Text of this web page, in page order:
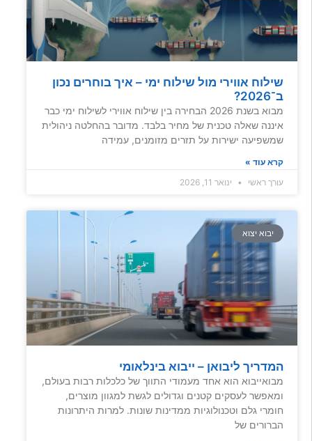
שילוח אווירי מול שילוח ימי – איך בוחרים נכון
ב־2026?
מבוא בשנת 2026 הבחירה בין שילוח אווירי לשילוח ימי כבר
איננה שאלה טכנית של מחיר בלבד. מדובר בהחלטה ניהולית
שמשפיעה ישירות על תזרים מזומנים, עמידה
קרא עוד »
עורך ראשי
ינואר 11, 2026
יבוא יצוא
המדריך ליבואן – ייבוא בינלאומי
מבואייבוא הוא אחד מעמודי התווך של כלכלות רבות בעולם,
ומאפשר לעסקים קטנים וגדולים לגשת למגוון מוצרים,
חומרי גלם וטכנולוגיות ממדינות שונות. למרות היתרונות
הברורים של